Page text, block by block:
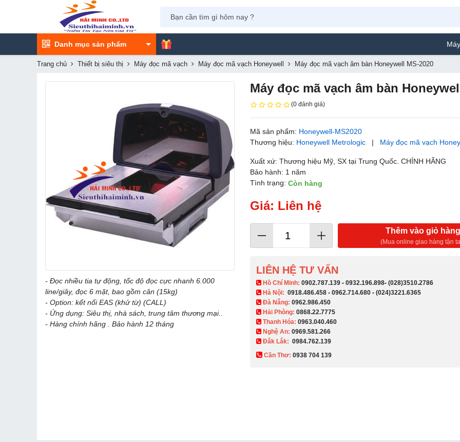
Danh mục sản phẩm Máy Phun Sơn
Trang chủ Thiết bị siêu thị Máy đọc mã vạch Máy đọc mã vạch Honeywell Máy đọc mã vạch âm bàn Honeywell MS-2020
- Đọc nhiều tia tự động, tốc độ đọc cực nhanh 6.000
line/giây, đọc 6 mặt, bao gồm cân (15kg)
- Option: kết nối EAS (khử từ) (CALL)
- Ứng dụng: Siêu thị, nhà sách, trung tâm thương mại..
- Hàng chính hãng . Bảo hành 12 tháng
Máy đọc mã vạch âm bàn
(0 đánh giá)
Mã sản phẩm: Honeywell-MS2020
Thương hiệu: Honeywell Metrologic | Máy đọc mã vạch
Xuất xứ: Thương hiệu Mỹ, SX tại Trung Quốc. CHÍNH HÃNG
Bảo hành: 1 năm
Tình trạng:Còn hàng
Giá: Liên hệ
Thêm vào giỏ hàng
(Mua online giao hàng tận
LIÊN HỆ TƯ VẤN
​ Hồ Chí Minh:0902.787.139 -0932.196.898-(028)3510.2786
Hà Nội:0918.486.458 -0962.714.680 -(024)3221.6365
Đà Nẵng:0962.986.450
Hải Phòng:0868.22.7775
Thanh Hóa:0963.040.460
Nghệ An:0969.581.266
Đắk Lắk: 0984.762.139
Cần Thơ:0938 704 139​